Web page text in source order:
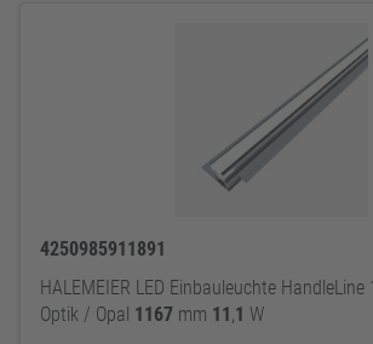
4250985911891
HALEMEIER LED Einbauleuchte HandleLine
Optik / Opal 1167 mm 11,1 W